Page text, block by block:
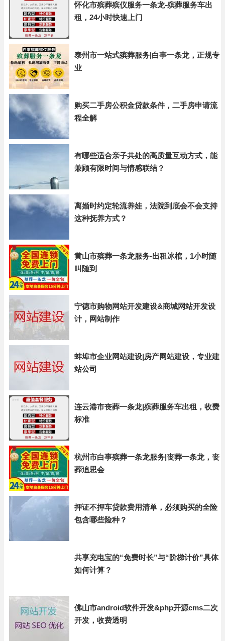
怀化市殡葬殡仪服务一条龙-殡葬服务车出
租，24小时快速上门
泰州市一站式殡葬服务|白事一条龙，正规专
业
购买二手房公积金贷款条件，二手房申请流
程全解
有哪些适合亲子共处的高质量互动方式，能
兼顾有限时间与情感联结？
离婚时约定轮流养娃，法院到底会不会支持
这种抚养方式？
黄山市殡葬一条龙服务-出租冰棺，1小时随
叫随到
宁德市购物网站开发建设&商城网站开发设
计，网站制作
蚌埠市企业网站建设|房产网站建设，专业建
站公司
连云港市丧葬一条龙|殡葬服务车出租，收费
标准
杭州市白事殡葬一条龙服务|丧葬一条龙，丧
葬追思会
押证不押车贷款费用清单，必须购买的全险
包含哪些险种？
共享充电宝的“免费时长”与“阶梯计价”具体
如何计算？
佛山市android软件开发&php开源cms二次
开发，收费透明